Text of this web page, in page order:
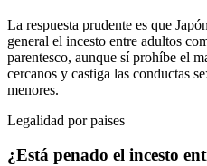
La respuesta prudente es que
general el incesto entre adultos
parentesco, aunque sí prohíbe el
cercanos y castiga las conductas
menores.
Legalidad por paises
¿Está penado el incesto